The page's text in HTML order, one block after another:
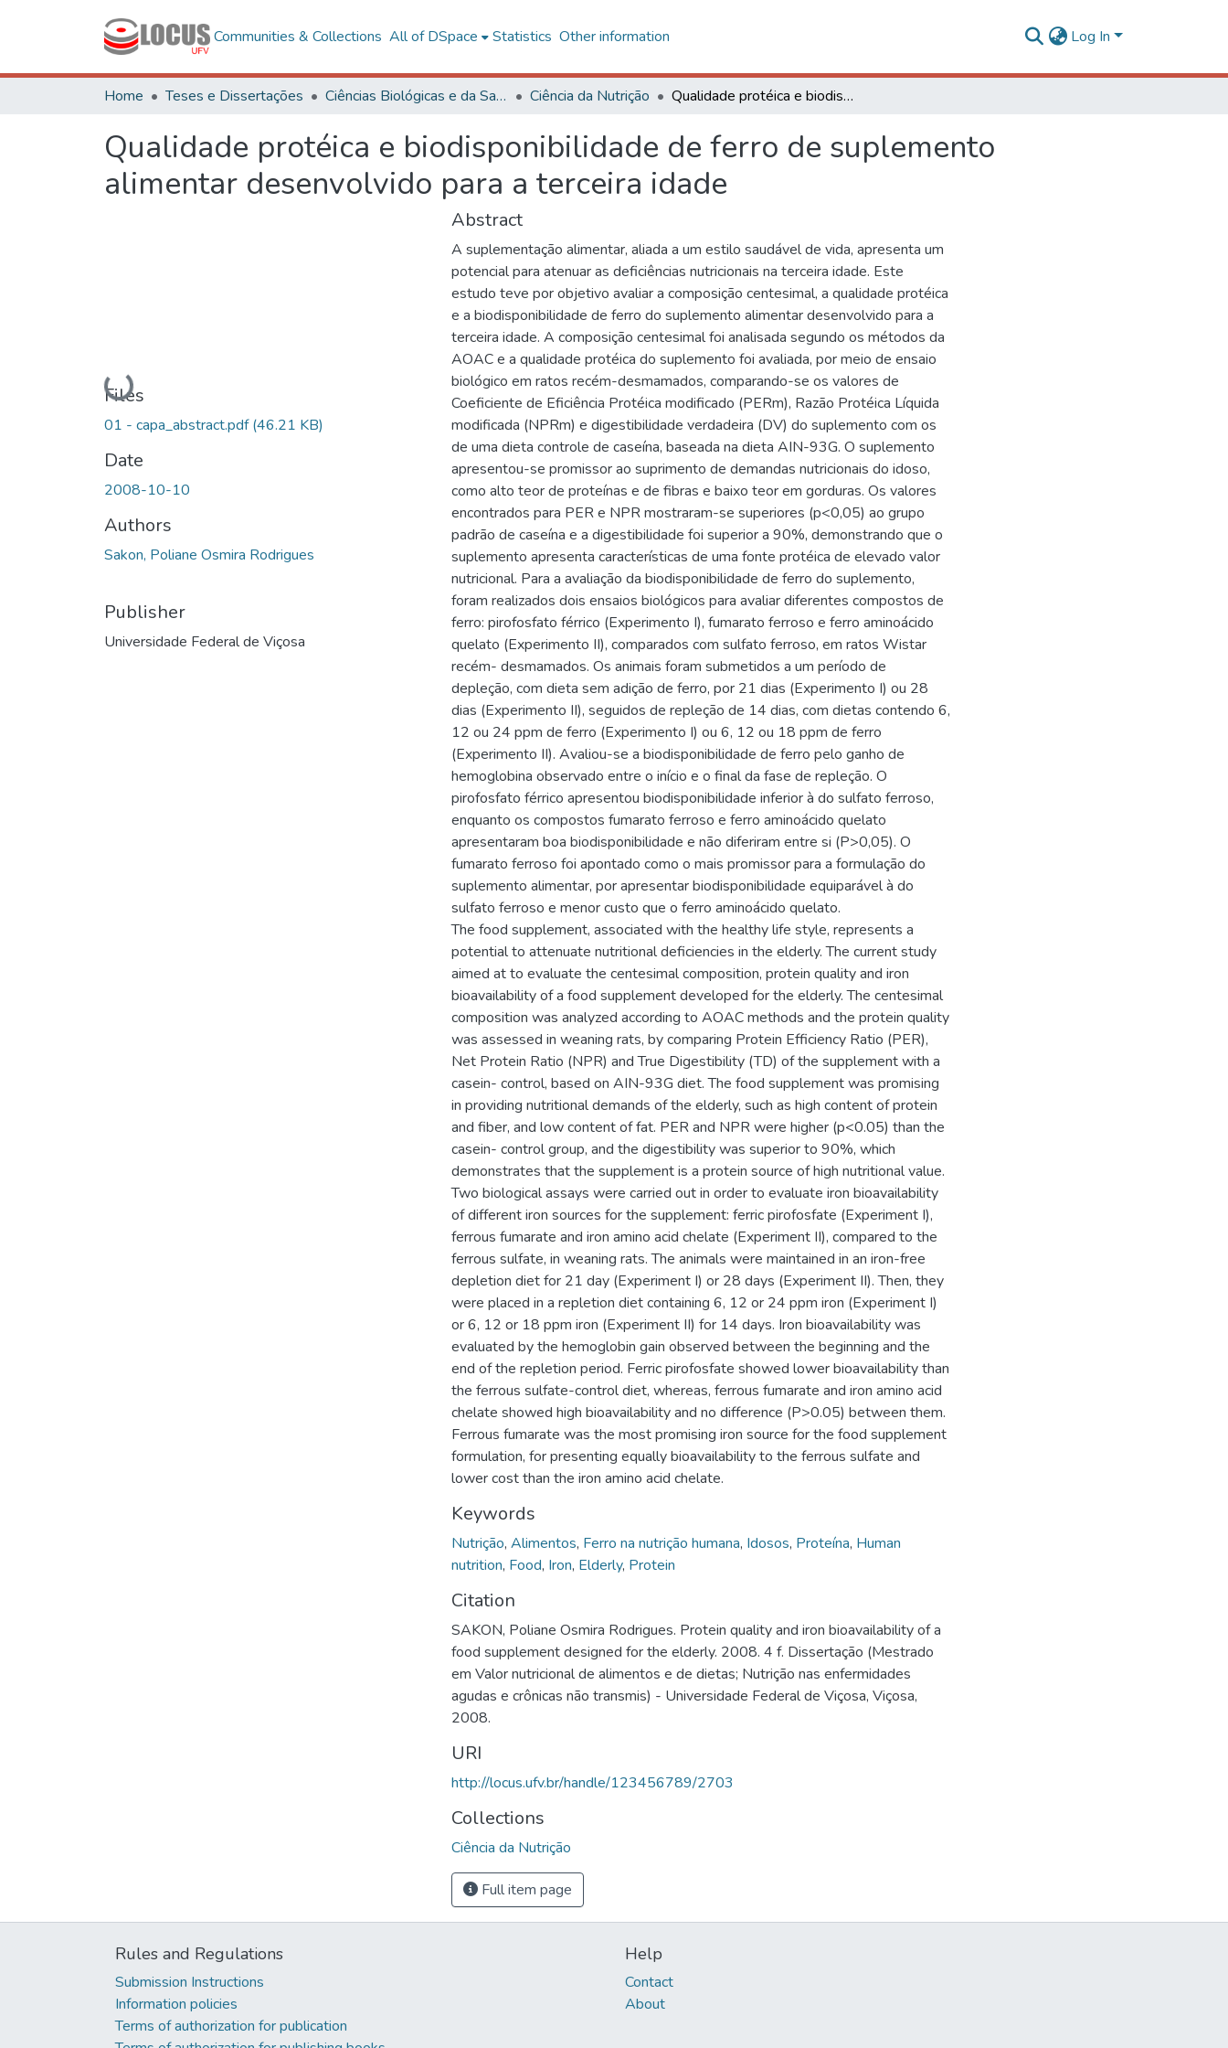
Communities & Collections All of DSpace Statistics Other information Log In
Home Teses e Dissertações Ciências Biológicas e da Saúde Ciência da Nutrição Qualidade protéica e biodisponibilidade de ferro de suplemento alimentar desenvolvido para a terceira idade
Qualidade protéica e biodisponibilidade de ferro de suplemento
alimentar desenvolvido para a terceira idade
Loading...
Files
01 - capa_abstract.pdf(46.21 KB)
Date
2008-10-10
Authors
Sakon, Poliane Osmira Rodrigues
Publisher
Universidade Federal de Viçosa
Abstract
A suplementação alimentar, aliada a um estilo saudável de vida, apresenta um
potencial para atenuar as deficiências nutricionais na terceira idade. Este
estudo teve por objetivo avaliar a composição centesimal, a qualidade protéica
e a biodisponibilidade de ferro do suplemento alimentar desenvolvido para a
terceira idade. A composição centesimal foi analisada segundo os métodos da
AOAC e a qualidade protéica do suplemento foi avaliada, por meio de ensaio
biológico em ratos recém-desmamados, comparando-se os valores de
Coeficiente de Eficiência Protéica modificado (PERm), Razão Protéica Líquida
modificada (NPRm) e digestibilidade verdadeira (DV) do suplemento com os
de uma dieta controle de caseína, baseada na dieta AIN-93G. O suplemento
apresentou-se promissor ao suprimento de demandas nutricionais do idoso,
como alto teor de proteínas e de fibras e baixo teor em gorduras. Os valores
encontrados para PER e NPR mostraram-se superiores (p<0,05) ao grupo
padrão de caseína e a digestibilidade foi superior a 90%, demonstrando que o
suplemento apresenta características de uma fonte protéica de elevado valor
nutricional. Para a avaliação da biodisponibilidade de ferro do suplemento,
foram realizados dois ensaios biológicos para avaliar diferentes compostos de
ferro: pirofosfato férrico (Experimento I), fumarato ferroso e ferro aminoácido
quelato (Experimento II), comparados com sulfato ferroso, em ratos Wistar
recém- desmamados. Os animais foram submetidos a um período de
depleção, com dieta sem adição de ferro, por 21 dias (Experimento I) ou 28
dias (Experimento II), seguidos de repleção de 14 dias, com dietas contendo 6,
12 ou 24 ppm de ferro (Experimento I) ou 6, 12 ou 18 ppm de ferro
(Experimento II). Avaliou-se a biodisponibilidade de ferro pelo ganho de
hemoglobina observado entre o início e o final da fase de repleção. O
pirofosfato férrico apresentou biodisponibilidade inferior à do sulfato ferroso,
enquanto os compostos fumarato ferroso e ferro aminoácido quelato
apresentaram boa biodisponibilidade e não diferiram entre si (P>0,05). O
fumarato ferroso foi apontado como o mais promissor para a formulação do
suplemento alimentar, por apresentar biodisponibilidade equiparável à do
sulfato ferroso e menor custo que o ferro aminoácido quelato.
The food supplement, associated with the healthy life style, represents a
potential to attenuate nutritional deficiencies in the elderly. The current study
aimed at to evaluate the centesimal composition, protein quality and iron
bioavailability of a food supplement developed for the elderly. The centesimal
composition was analyzed according to AOAC methods and the protein quality
was assessed in weaning rats, by comparing Protein Efficiency Ratio (PER),
Net Protein Ratio (NPR) and True Digestibility (TD) of the supplement with a
casein- control, based on AIN-93G diet. The food supplement was promising
in providing nutritional demands of the elderly, such as high content of protein
and fiber, and low content of fat. PER and NPR were higher (p<0.05) than the
casein- control group, and the digestibility was superior to 90%, which
demonstrates that the supplement is a protein source of high nutritional value.
Two biological assays were carried out in order to evaluate iron bioavailability
of different iron sources for the supplement: ferric pirofosfate (Experiment I),
ferrous fumarate and iron amino acid chelate (Experiment II), compared to the
ferrous sulfate, in weaning rats. The animals were maintained in an iron-free
depletion diet for 21 day (Experiment I) or 28 days (Experiment II). Then, they
were placed in a repletion diet containing 6, 12 or 24 ppm iron (Experiment I)
or 6, 12 or 18 ppm iron (Experiment II) for 14 days. Iron bioavailability was
evaluated by the hemoglobin gain observed between the beginning and the
end of the repletion period. Ferric pirofosfate showed lower bioavailability than
the ferrous sulfate-control diet, whereas, ferrous fumarate and iron amino acid
chelate showed high bioavailability and no difference (P>0.05) between them.
Ferrous fumarate was the most promising iron source for the food supplement
formulation, for presenting equally bioavailability to the ferrous sulfate and
lower cost than the iron amino acid chelate.
Keywords
Nutrição, Alimentos, Ferro na nutrição humana, Idosos, Proteína, Human
nutrition, Food, Iron, Elderly, Protein
Citation
SAKON, Poliane Osmira Rodrigues. Protein quality and iron bioavailability of a
food supplement designed for the elderly. 2008. 4 f. Dissertação (Mestrado
em Valor nutricional de alimentos e de dietas; Nutrição nas enfermidades
agudas e crônicas não transmis) - Universidade Federal de Viçosa, Viçosa,
2008.
URI
http://locus.ufv.br/handle/123456789/2703
Collections
Ciência da Nutrição
Full item page
Rules and Regulations
Submission Instructions
Information policies
Terms of authorization for publication
Help
Contact
About